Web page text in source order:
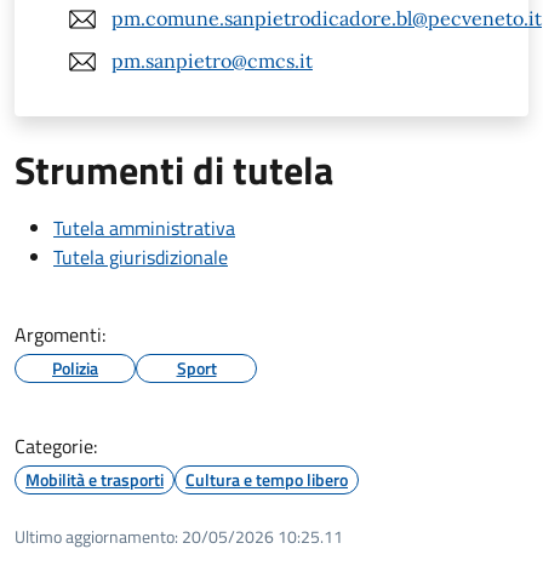
pm.comune.sanpietrodicadore.bl@pecveneto.it
pm.sanpietro@cmcs.it
Strumenti di tutela
Tutela amministrativa
Tutela giurisdizionale
Argomenti:
Polizia Sport
Categorie:
Mobilità e trasporti Cultura e tempo libero
Ultimo aggiornamento: 20/05/2026 10:25.11